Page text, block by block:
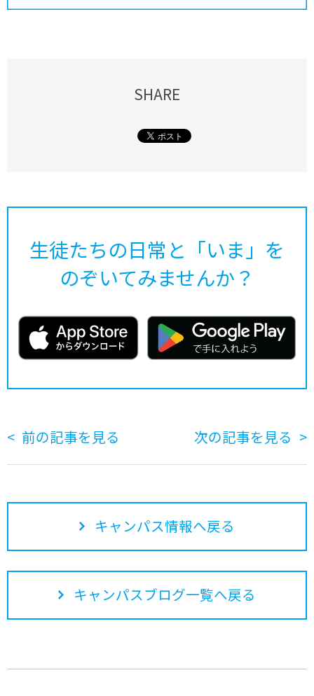
SHARE
生徒たちの日常と「いま」を
のぞいてみませんか？
前の記事を見る 次の記事を見る
キャンパス情報へ戻る
キャンパスブログ一覧へ戻る